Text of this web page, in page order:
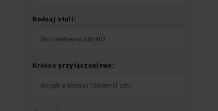
Rodzaj stali:
Stal nierdzewna AISI 403
Króćce przyłączeniowe:
Okrągły o średnicy 150 mm (1 szt.)